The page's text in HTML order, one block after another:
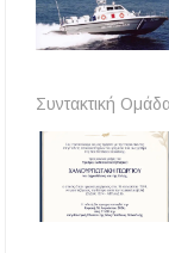
Συντακτική